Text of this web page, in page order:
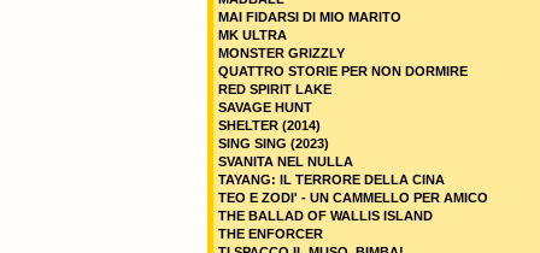
MAI FIDARSI DI MIO MARITO
MK ULTRA
MONSTER GRIZZLY
QUATTRO STORIE PER NON DORMIRE
RED SPIRIT LAKE
SAVAGE HUNT
SHELTER (2014)
SING SING (2023)
SVANITA NEL NULLA
TAYANG: IL TERRORE DELLA CINA
TEO E ZODI' - UN CAMMELLO PER AMICO
THE BALLAD OF WALLIS ISLAND
THE ENFORCER